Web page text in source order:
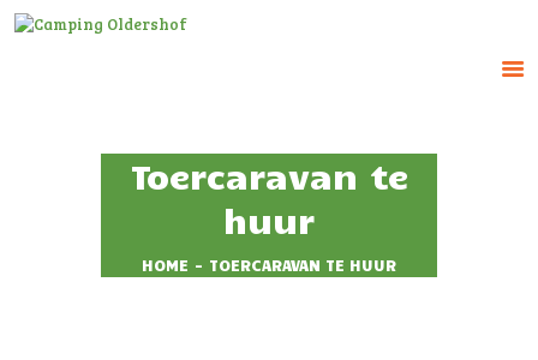
Toercaravan te
huur
HOME TOERCARAVAN TE HUUR
HUUR ACCOMMODATIE
RESERVEREN